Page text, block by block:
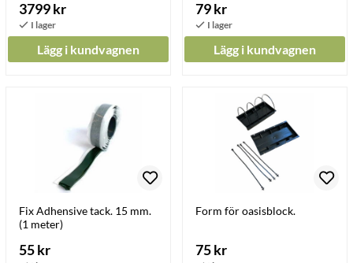
3799 kr
Lägg i kundvagnen
79 kr
Lägg i kundvagnen
Fix Adhensive tack. 15 mm.
(1 meter)
55 kr
Form för oasisblock.
75 kr